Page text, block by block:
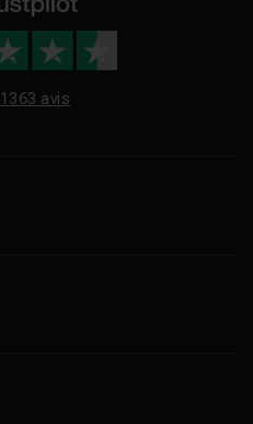
1363 avis